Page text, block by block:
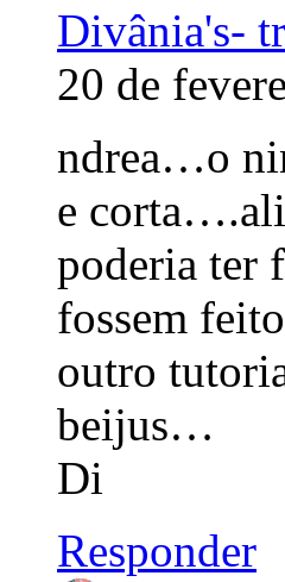
Divânia's-
20 de
ndrea…o
e
poderia ter
fossem
outro
beijus…
Di
Responder